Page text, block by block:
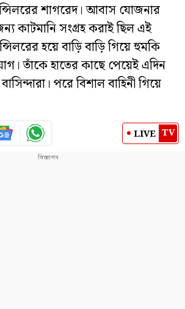
শাগরেদ। আবাস যোজনার
কাটমানি সংগ্রহ করাই ছিল এই
হয়ে বাড়ি বাড়ি গিয়ে হুমকি
তাঁকে হাতের কাছে পেয়েই এদিন
পরে বিশাল বাহিনী গিয়ে
LIVE TV